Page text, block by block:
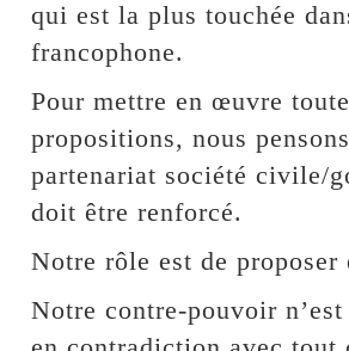
qui est la plus touchée
francophone.
Pour mettre en œuvre
propositions, nous
partenariat société civile/
doit être renforcé.
Notre rôle est de proposer
Notre contre-pouvoir n’est